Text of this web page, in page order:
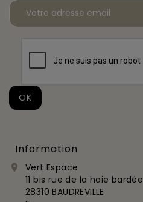
Information

Vert Espace
11 bis rue de la haie bardée
28310 BAUDREVILLE